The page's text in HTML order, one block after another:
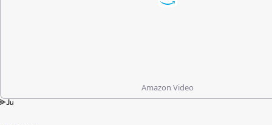
Amazon Video